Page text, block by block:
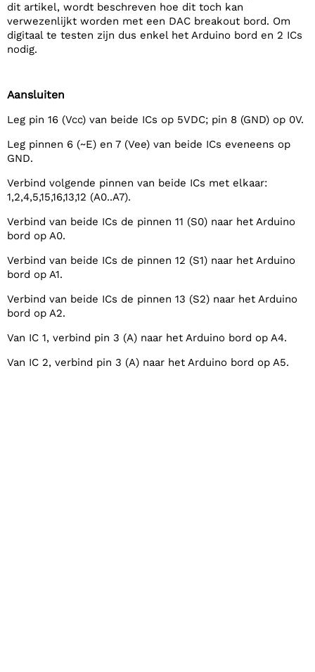
dit artikel, wordt beschreven hoe dit toch kan
verwezenlijkt worden met een DAC breakout bord. Om
digitaal te testen zijn dus enkel het Arduino bord en 2 ICs
nodig.
Aansluiten
Leg pin 16 (Vcc) van beide ICs op 5VDC; pin 8 (GND) op 0V.
Leg pinnen 6 (~E) en 7 (Vee) van beide ICs eveneens op
GND.
Verbind volgende pinnen van beide ICs met elkaar:
1,2,4,5,15,16,13,12 (A0..A7).
Verbind van beide ICs de pinnen 11 (S0) naar het Arduino
bord op A0.
Verbind van beide ICs de pinnen 12 (S1) naar het Arduino
bord op A1.
Verbind van beide ICs de pinnen 13 (S2) naar het Arduino
bord op A2.
Van IC 1, verbind pin 3 (A) naar het Arduino bord op A4.
Van IC 2, verbind pin 3 (A) naar het Arduino bord op A5.